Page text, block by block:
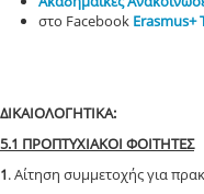
στο Facebook Erasmus+
ΔΙΚΑΙΟΛΟΓΗΤΙΚΑ:
5.1 ΠΡΟΠΤΥΧΙΑΚΟΙ ΦΟΙΤΗΤΕΣ
1. Αίτηση συμμετοχής για